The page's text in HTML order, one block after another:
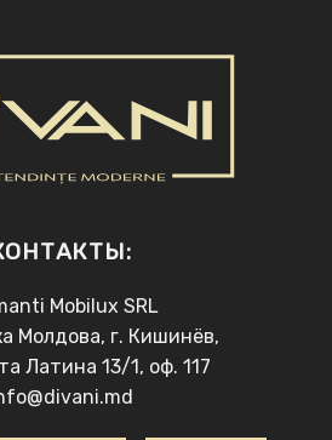
Mobilux SRL
Молдова, г. Кишинёв,
Латина 13/1, оф. 117